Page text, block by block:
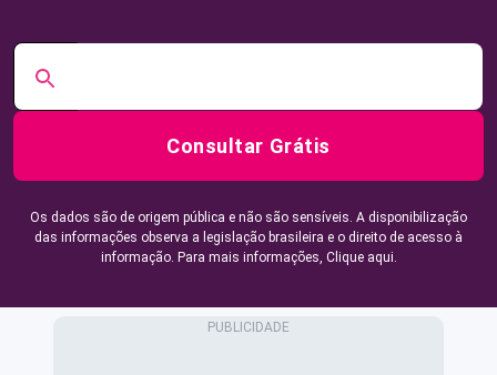
Consultar Grátis
Os dados são de origem pública e não são sensíveis. A disponibilização
das informações observa a legislação brasileira e o direito de acesso à
informação. Para mais informações, Clique aqui.